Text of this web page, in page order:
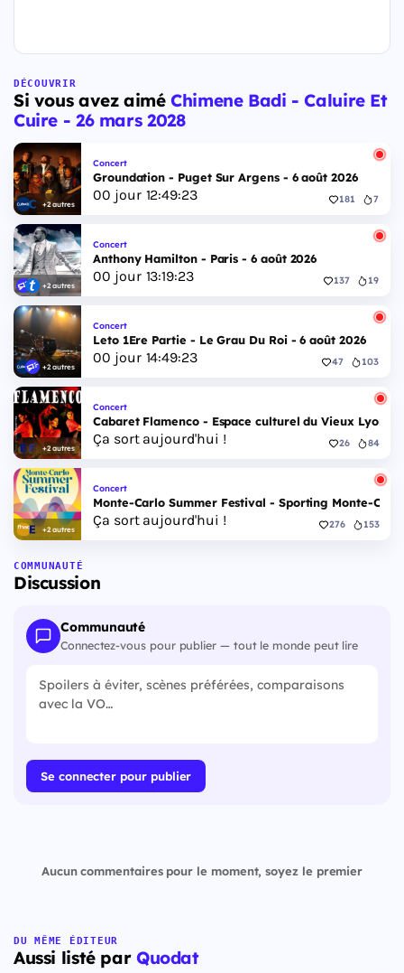
DÉCOUVRIR
Si vous avez aiméChimene Badi - Caluire Et
Cuire - 26 mars 2028
+2 autres
Concert
Groundation - Puget Sur Argens - 6 août 2026
00 jour 12:49:22 181 7
+2 autres
Concert
Anthony Hamilton - Paris - 6 août 2026
00 jour 13:19:22 137 19
+2 autres
Concert
Leto 1Ere Partie - Le Grau Du Roi - 6 août 2026
00 jour 14:49:22 47 103
+2 autres
Concert
Cabaret Flamenco - Espace culturel du Vieux Lyon -
Ça sort aujourd'hui ! 26 84
+2 autres
Concert
Monte-Carlo Summer Festival - Sporting Monte-
Ça sort aujourd'hui ! 276 153
COMMUNAUTÉ
Discussion
Communauté
Connectez-vous pour publier — tout le monde peut lire
Se connecter pour publier
Aucun commentaires pour le moment, soyez le premier
DU MÊME ÉDITEUR
Aussi listé par Quodat